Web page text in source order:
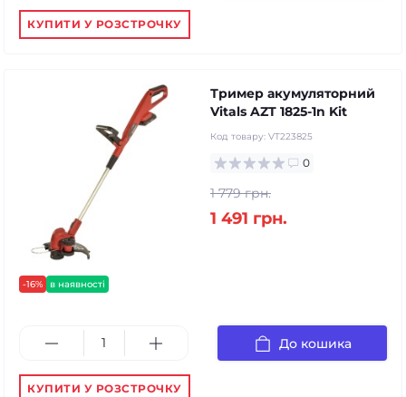
КУПИТИ У РОЗСТРОЧКУ
-16% в наявності
Тример акумуляторний
Vitals AZT 1825-1n Kit
Код товару: VT223825
0
1 779 грн.
1 491 грн.
До кошика
КУПИТИ У РОЗСТРОЧКУ